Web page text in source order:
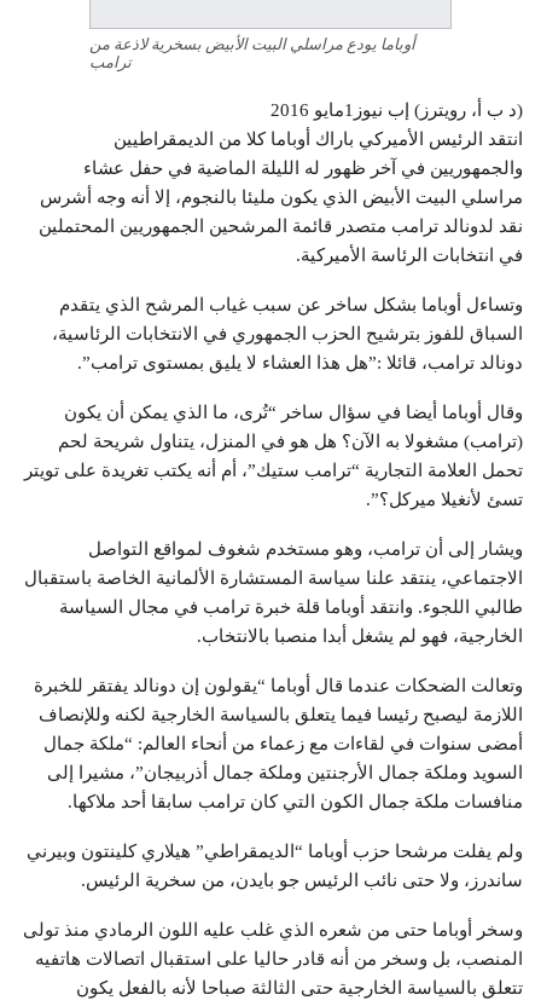
أوباما يودع مراسلي البيت الأبيض بسخرية لاذعة من
ترامب
(د ب أ، رويترز) إب نيوز1مايو 2016
انتقد الرئيس الأميركي باراك أوباما كلا من الديمقراطيين
والجمهوريين في آخر ظهور له الليلة الماضية في حفل عشاء
مراسلي البيت الأبيض الذي يكون مليئا بالنجوم، إلا أنه وجه أشرس
نقد لدونالد ترامب متصدر قائمة المرشحين الجمهوريين المحتملين
في انتخابات الرئاسة الأميركية.
وتساءل أوباما بشكل ساخر عن سبب غياب المرشح الذي يتقدم
السباق للفوز بترشيح الحزب الجمهوري في الانتخابات الرئاسية،
دونالد ترامب، قائلا :”هل هذا العشاء لا يليق بمستوى ترامب”.
وقال أوباما أيضا في سؤال ساخر “تُرى، ما الذي يمكن أن يكون
(ترامب) مشغولا به الآن؟ هل هو في المنزل، يتناول شريحة لحم
تحمل العلامة التجارية “ترامب ستيك”، أم أنه يكتب تغريدة على تويتر
تسئ لأنغيلا ميركل؟”.
ويشار إلى أن ترامب، وهو مستخدم شغوف لمواقع التواصل
الاجتماعي، ينتقد علنا سياسة المستشارة الألمانية الخاصة باستقبال
طالبي اللجوء. وانتقد أوباما قلة خبرة ترامب في مجال السياسة
الخارجية، فهو لم يشغل أبدا منصبا بالانتخاب.
وتعالت الضحكات عندما قال أوباما “يقولون إن دونالد يفتقر للخبرة
اللازمة ليصبح رئيسا فيما يتعلق بالسياسة الخارجية لكنه وللإنصاف
أمضى سنوات في لقاءات مع زعماء من أنحاء العالم: “ملكة جمال
السويد وملكة جمال الأرجنتين وملكة جمال أذربيجان”، مشيرا إلى
منافسات ملكة جمال الكون التي كان ترامب سابقا أحد ملاكها.
ولم يفلت مرشحا حزب أوباما “الديمقراطي” هيلاري كلينتون وبيرني
ساندرز، ولا حتى نائب الرئيس جو بايدن، من سخرية الرئيس.
وسخر أوباما حتى من شعره الذي غلب عليه اللون الرمادي منذ تولى
المنصب، بل وسخر من أنه قادر حاليا على استقبال اتصالات هاتفيه
تتعلق بالسياسة الخارجية حتى الثالثة صباحا لأنه بالفعل يكون